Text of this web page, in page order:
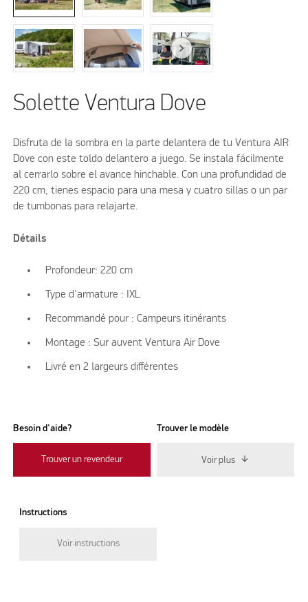
Solette Ventura Dove
Disfruta de la sombra en la parte delantera de tu Ventura AIR
Dove con este toldo delantero a juego. Se instala fácilmente
al cerrarlo sobre el avance hinchable. Con una profundidad de
220 cm, tienes espacio para una mesa y cuatro sillas o un par
de tumbonas para relajarte.
Détails
Profondeur: 220 cm
Type d'armature : IXL
Recommandé pour : Campeurs itinérants
Montage : Sur auvent Ventura Air Dove
Livré en 2 largeurs différentes
Besoin d'aide?
Trouver un revendeur
Trouver le modèle
Voir plus
Instructions
Voir instructions